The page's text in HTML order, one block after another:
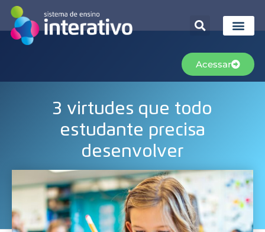
Acessar
3 virtudes que todo
estudante precisa
desenvolver